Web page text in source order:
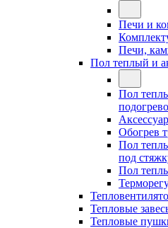
Печи и
Печи,
Пол теплый и
Пол
Обогрев
Пол
под
Пол
Тепловые
Тепловые